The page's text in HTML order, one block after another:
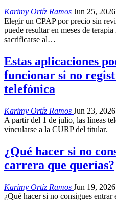
Karimy Ortíz Ramos Jun 25, 2026
Elegir un CPAP por precio sin
puede resultar en meses de
sacrificarse al…
Estas aplicaciones
funcionar si no
telefónica
Karimy Ortíz Ramos Jun 23, 2026
A partir del 1 de julio, las líneas
vincularse a la CURP del titular.
¿Qué hacer si no
carrera que querías?
Karimy Ortíz Ramos Jun 19, 2026
¿Qué hacer si no consigues entrar